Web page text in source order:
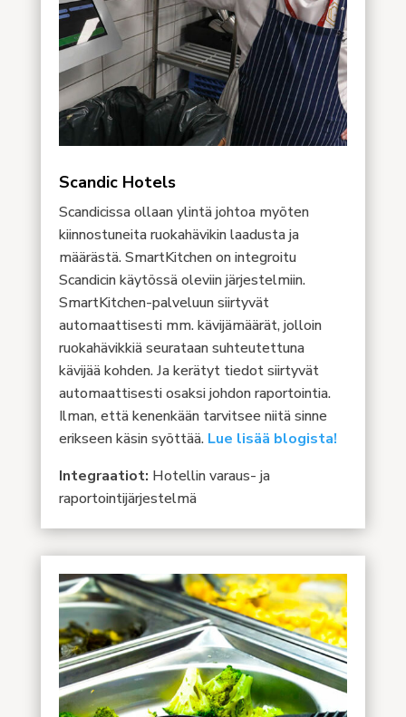
Scandic Hotels
Scandicissa ollaan ylintä johtoa myöten
kiinnostuneita ruokahävikin laadusta ja
määrästä. SmartKitchen on integroitu
Scandicin käytössä oleviin järjestelmiin.
SmartKitchen-palveluun siirtyvät
automaattisesti mm. kävijämäärät, jolloin
ruokahävikkiä seurataan suhteutettuna
kävijää kohden. Ja kerätyt tiedot siirtyvät
automaattisesti osaksi johdon raportointia.
Ilman, että kenenkään tarvitsee niitä sinne
erikseen käsin syöttää. Lue lisää blogista!
Integraatiot: Hotellin varaus- ja
raportointijärjestelmä